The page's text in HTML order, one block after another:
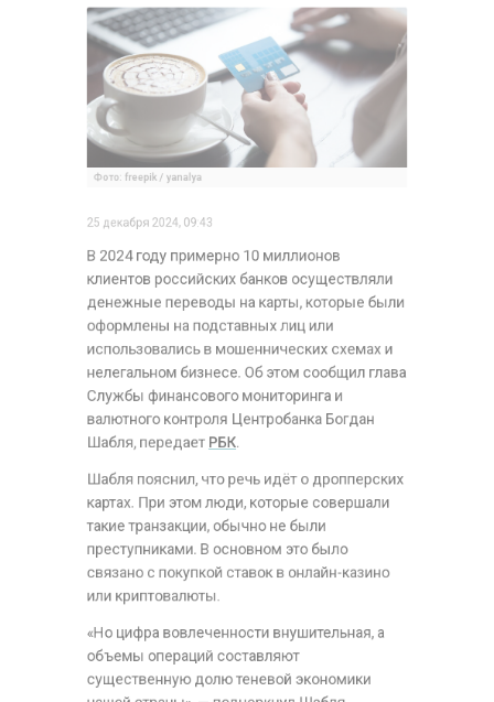
Фото: freepik / yanalya
25 декабря 2024, 09:43
В 2024 году примерно 10 миллионов
клиентов российских банков осуществляли
оформлены на подставных лиц или
использовались в мошеннических схемах и
нелегальном бизнесе. Об этом сообщил глава
Службы финансового мониторинга и
валютного контроля Центробанка Богдан
Шабля, передаетРБК.
Шабля пояснил, что речь идёт о дропперских
такие транзакции, обычно не были
преступниками. В основном это было
связано с покупкой ставок в онлайн-казино
или криптовалюты.
«Но цифра вовлеченности внушительная, а
объемы операций составляют
существенную долю теневой экономики